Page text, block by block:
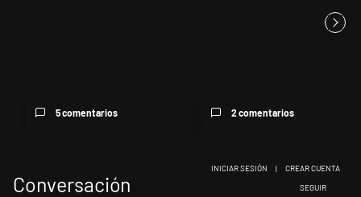
5 comentarios 2 comentarios
Conversación SIGA ESTA
SEGUIR
INICIAR SESIÓN | CREAR CUENTA